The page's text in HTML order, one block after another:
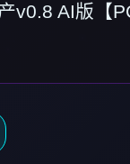
v0.8 AI版【